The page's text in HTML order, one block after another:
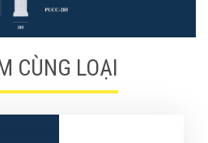
CÙNG LOẠI